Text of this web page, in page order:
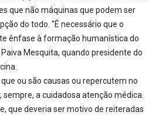
que não máquinas que podem ser
do todo. "É necessário que o
ênfase à formação humanística do
Mesquita, quando presidente do
ou são causas ou repercutem no
a cuidadosa atenção médica.
que deveria ser motivo de reiteradas